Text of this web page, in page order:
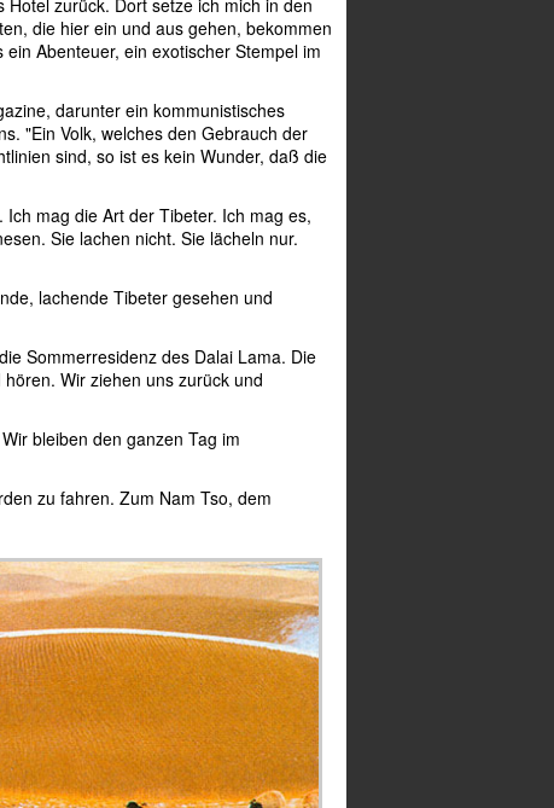
zurück. Dort setze ich mich in den
die hier ein und aus gehen, bekommen
Abenteuer, ein exotischer Stempel im
darunter ein kommunistisches
"Ein Volk, welches den Gebrauch der
sind, so ist es kein Wunder, daß die
mag die Art der Tibeter. Ich mag es,
Sie lachen nicht. Sie lächeln nur.
lachende Tibeter gesehen und
Sommerresidenz des Dalai Lama. Die
Wir ziehen uns zurück und
bleiben den ganzen Tag im
zu fahren. Zum Nam Tso, dem